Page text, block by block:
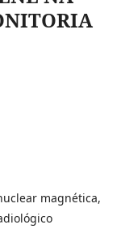
magnética,